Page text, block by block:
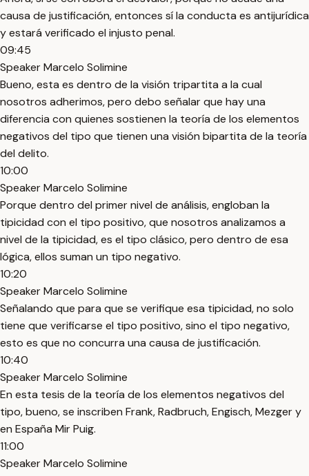
causa de justificación, entonces sí la conducta es antijurídica
y estará verificado el injusto penal.
09:45
Speaker Marcelo Solimine
Bueno, esta es dentro de la visión tripartita a la cual
nosotros adherimos, pero debo señalar que hay una
diferencia con quienes sostienen la teoría de los elementos
negativos del tipo que tienen una visión bipartita de la teoría
del delito.
10:00
Speaker Marcelo Solimine
Porque dentro del primer nivel de análisis, engloban la
tipicidad con el tipo positivo, que nosotros analizamos a
nivel de la tipicidad, es el tipo clásico, pero dentro de esa
lógica, ellos suman un tipo negativo.
10:20
Speaker Marcelo Solimine
Señalando que para que se verifique esa tipicidad, no solo
tiene que verificarse el tipo positivo, sino el tipo negativo,
esto es que no concurra una causa de justificación.
10:40
Speaker Marcelo Solimine
En esta tesis de la teoría de los elementos negativos del
tipo, bueno, se inscriben Frank, Radbruch, Engisch, Mezger y
en España Mir Puig.
11:00
Speaker Marcelo Solimine